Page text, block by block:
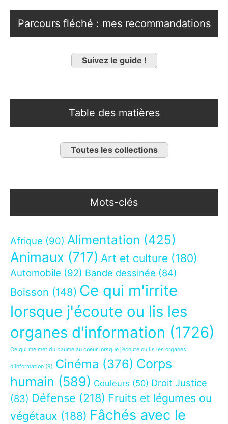
Parcours fléché : mes recommandations
Suivez le guide !
Table des matières
Toutes les collections
Mots-clés
Afrique (90) Alimentation (425)
Animaux (717) Art et culture (180)
Automobile (92) Bande dessinée (84)
Boisson (148) Ce qui m'irrite
lorsque j'écoute ou lis les
organes d'information (1726)
Ce qui me met du baume au coeur lorsque j’écoute ou lis les organes
d’information (9) Cinéma (376) Corps
humain (589) Couleurs (50) Droit Justice
(83) Défense (218) Fruits et légumes ou
végétaux (188) Fâchés avec le